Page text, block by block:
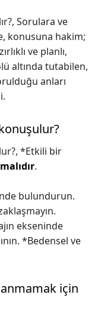
Sorulara ve
konusuna hakim;
ve planlı,
altında tutabilen,
anları
*Etkili bir
.
bulundurun.
ekseninde
*Bedensel ve
için